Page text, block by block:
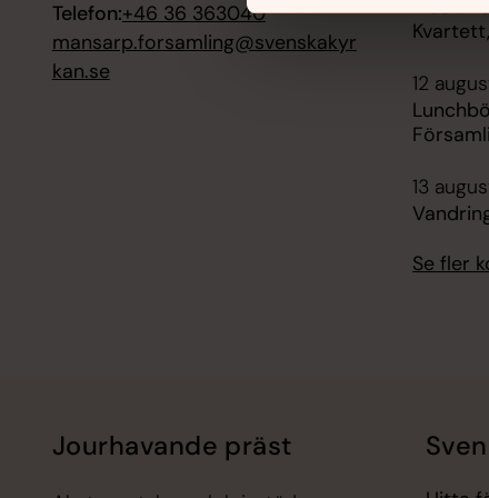
Telefon:+46 36 363040
mansarp.forsamling@svenskakyr
kan.se
Musik i
12
13
Se fler
Jourhavande präst